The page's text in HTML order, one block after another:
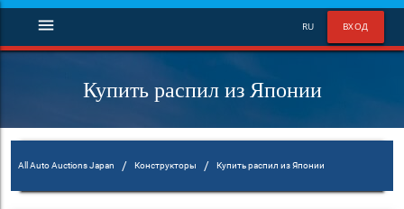
ВХОД
RU
menu
Купить распил из Японии
All Auto Auctions Japan / Конструкторы / Купить распил из Японии